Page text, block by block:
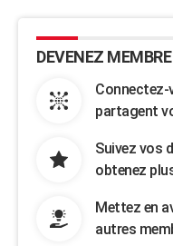
DEVENEZ
Connectez-
partagent
Suivez vos
obtenez
Mettez en
autres